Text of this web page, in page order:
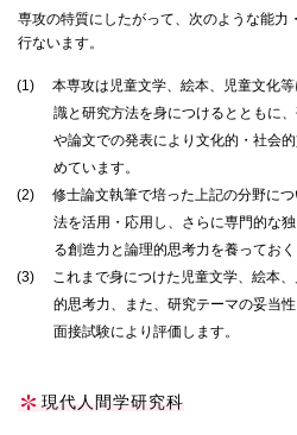
専攻の特質にしたがって、次のような能力
行ないます。
(1)
本専攻は児童文学、絵本、児童文化
識と研究方法を身につけるとともに
や論文での発表により文化的・社会
めています。
(2)
修士論文執筆で培った上記の分野に
法を活用・応用し、さらに専門的な
る創造力と論理的思考力を養ってお
(3)
これまで身につけた児童文学、絵本
的思考力、また、研究テーマの妥当
面接試験により評価します。
現代人間学研究科